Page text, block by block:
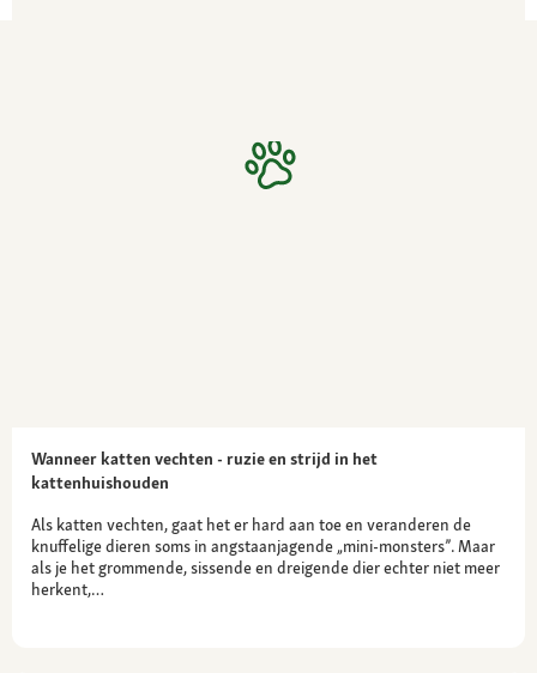
Wanneer katten vechten - ruzie en strijd in het
kattenhuishouden
Als katten vechten, gaat het er hard aan toe en veranderen de
knuffelige dieren soms in angstaanjagende „mini-monsters”. Maar
als je het grommende, sissende en dreigende dier echter niet meer
herkent,…